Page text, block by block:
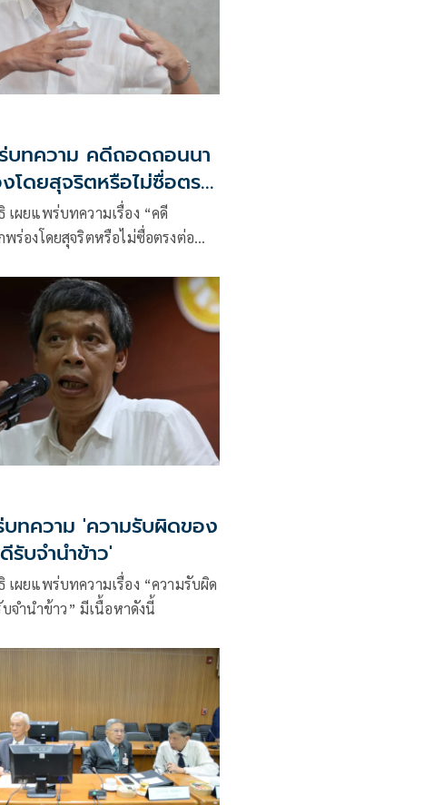
บทความ คดีถอดถอนนา
โดยสุจริตหรือไม่ซื่อตรง
ที่?
เผยแพร่บทความเรื่อง “คดี
ร่องโดยสุจริตหรือไม่ซื่อตรงต่อ
ทความ 'ความรับผิดของ
บจำนำข้าว'
เผยแพร่บทความเรื่อง “ความรับผิด
บจำนำข้าว” มีเนื้อหาดังนี้